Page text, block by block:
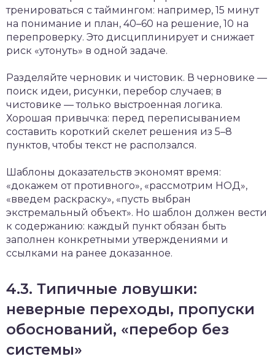
тренироваться с таймингом: например, 15 минут
на понимание и план, 40–60 на решение, 10 на
перепроверку. Это дисциплинирует и снижает
риск «утонуть» в одной задаче.
Разделяйте черновик и чистовик. В черновике —
поиск идеи, рисунки, перебор случаев; в
чистовике — только выстроенная логика.
Хорошая привычка: перед переписыванием
составить короткий скелет решения из 5–8
пунктов, чтобы текст не расползался.
Шаблоны доказательств экономят время:
«докажем от противного», «рассмотрим НОД»,
«введем раскраску», «пусть выбран
экстремальный объект». Но шаблон должен вести
к содержанию: каждый пункт обязан быть
заполнен конкретными утверждениями и
ссылками на ранее доказанное.
4.3. Типичные ловушки:
неверные переходы, пропуски
обоснований, «перебор без
системы»